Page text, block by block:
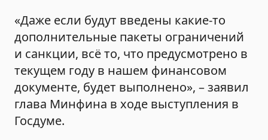
«Даже если будут введены какие-то
дополнительные пакеты ограничений
и санкции, всё то, что предусмотрено в
текущем году в нашем финансовом
документе, будет выполнено», – заявил
глава Минфина в ходе выступления в
Госдуме.